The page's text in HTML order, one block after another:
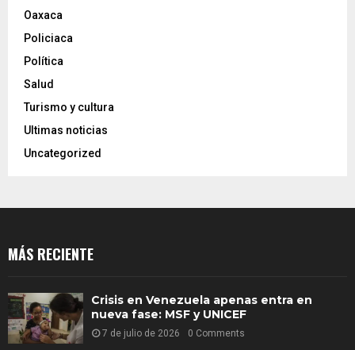
Oaxaca
Policiaca
Política
Salud
Turismo y cultura
Ultimas noticias
Uncategorized
MÁS RECIENTE
Crisis en Venezuela apenas entra en
nueva fase: MSF y UNICEF
7 de julio de 2026 0 Comments